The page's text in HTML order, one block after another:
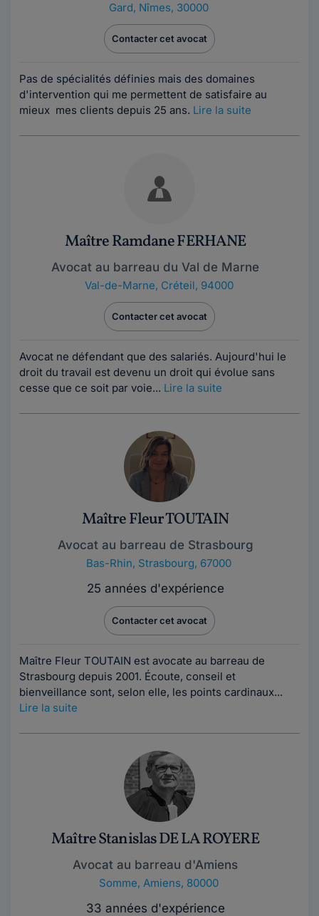
Gard, Nîmes, 30000
Contacter cet avocat
Pas de spécialités définies mais des domaines
d'intervention qui me permettent de satisfaire au
mieux mes clients depuis 25 ans. Lire la suite
Maître Ramdane FERHANE
Avocat au barreau du Val de Marne
Val-de-Marne, Créteil, 94000
Contacter cet avocat
Avocat ne défendant que des salariés. Aujourd'hui le
droit du travail est devenu un droit qui évolue sans
cesse que ce soit par voie... Lire la suite
Maître Fleur TOUTAIN
Avocat au barreau de Strasbourg
Bas-Rhin, Strasbourg, 67000
25 années d'expérience
Contacter cet avocat
Maître Fleur TOUTAIN est avocate au barreau de
Strasbourg depuis 2001. Écoute, conseil et
bienveillance sont, selon elle, les points cardinaux...
Lire la suite
Maître Stanislas DE LA ROYERE
Avocat au barreau d'Amiens
Somme, Amiens, 80000
33 années d'expérience